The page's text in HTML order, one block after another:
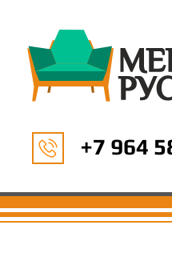
+7 964